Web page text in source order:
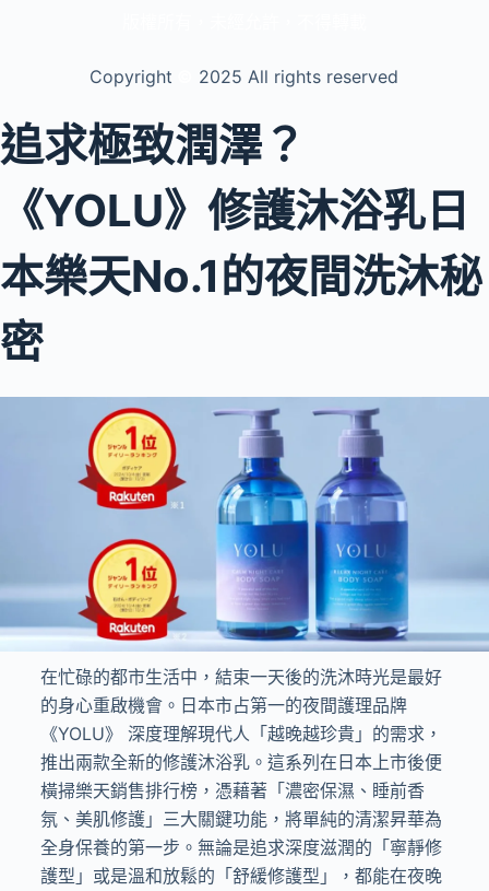
Copyright 2025 All rights reserved
追求極致潤澤？
《YOLU》修護沐浴乳日
本樂天No.1的夜間洗沐秘
密
在忙碌的都市生活中，結束一天後的洗沐時光是最好
的身心重啟機會。日本市占第一的夜間護理品牌
《YOLU》 深度理解現代人「越晚越珍貴」的需求，
推出兩款全新的修護沐浴乳。這系列在日本上市後便
橫掃樂天銷售排行榜，憑藉著「濃密保濕、睡前香
氛、美肌修護」三大關鍵功能，將單純的清潔昇華為
全身保養的第一步。無論是追求深度滋潤的「寧靜修
護型」或是溫和放鬆的「舒緩修護型」，都能在夜晚